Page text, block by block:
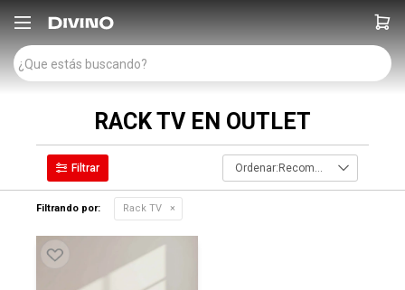

RACK TV EN OUTLET
Recomendados
Filtrando por: Rack TV